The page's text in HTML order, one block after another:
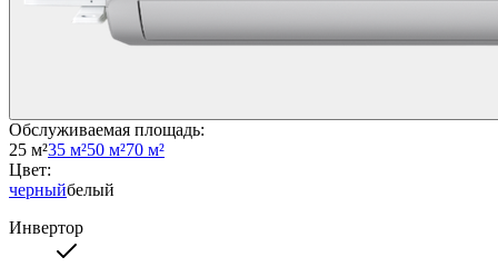
Обслуживаемая площадь:
25 м²35 м²50 м²70 м²
Цвет:
черныйбелый
Инвертор